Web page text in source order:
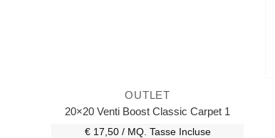
OUTLET
20×20 Venti Boost Classic Carpet 1
€ 17,50 / MQ. Tasse Incluse